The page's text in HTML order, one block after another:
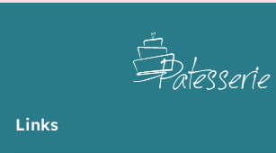
Links